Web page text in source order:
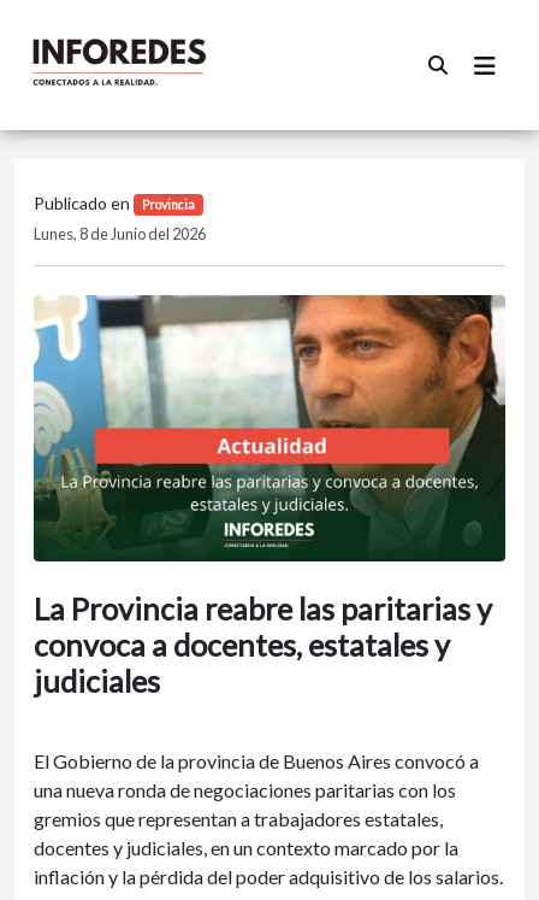
Publicado en Provincia
Lunes, 8 de Junio del 2026
La Provincia reabre las paritarias y
convoca a docentes, estatales y
judiciales
El Gobierno de la provincia de Buenos Aires convocó a
una nueva ronda de negociaciones paritarias con los
gremios que representan a trabajadores estatales,
docentes y judiciales, en un contexto marcado por la
inflación y la pérdida del poder adquisitivo de los salarios.